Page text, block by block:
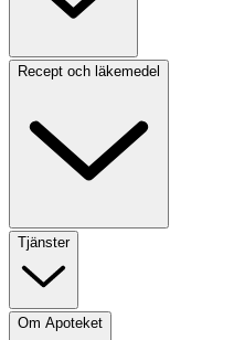
Recept och läkemedel
Tjänster
Om Apoteket